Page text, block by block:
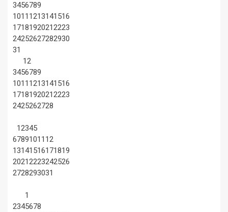
3456789
1011 1213141516
17181920212223
24252627282930
31
12
3456789
1011 1213141516
17181920212223
2425262728
12345
67891011 12
13141516171819
20212223242526
2728293031
1
2345678